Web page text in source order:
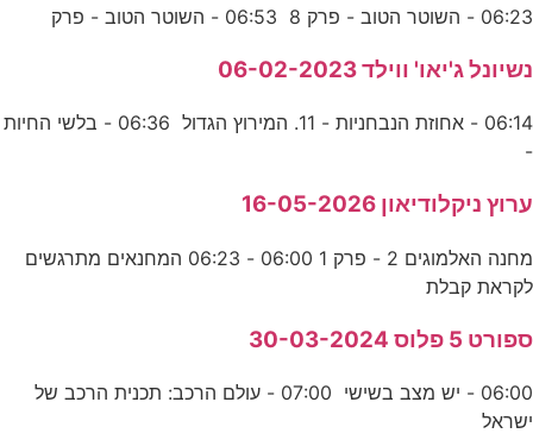
06:23 - השוטר הטוב - פרק 8 06:53 - השוטר הטוב - פרק
נשיונל ג'יאו' ווילד 06-02-2023
06:14 - אחוזת הנבחניות - 11. המירוץ הגדול 06:36 - בלשי החיות
-
ערוץ ניקלודיאון 16-05-2026
מחנה האלמוגים 2 - פרק 1 06:00 - 06:23 המחנאים מתרגשים
לקראת קבלת
ספורט 5 פלוס 30-03-2024
06:00 - יש מצב בשישי 07:00 - עולם הרכב: תכנית הרכב של
ישראל